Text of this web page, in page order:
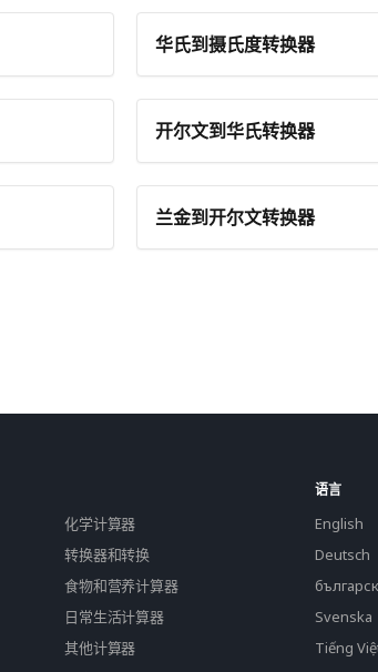
华氏到摄氏度转换器
开尔文到华氏转换器
兰金到开尔文转换器
化学计算器
转换器和转换
食物和营养计算器
日常生活计算器
其他计算器
语言
English
Deutsch
Svenska
Tiếng